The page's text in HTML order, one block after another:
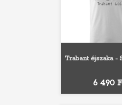
Trabant éjszaka -
Ár
6 490